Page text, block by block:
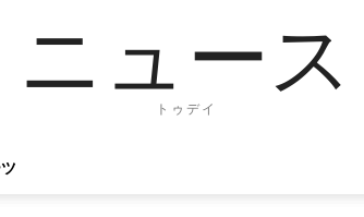
ニュース
トゥデイ